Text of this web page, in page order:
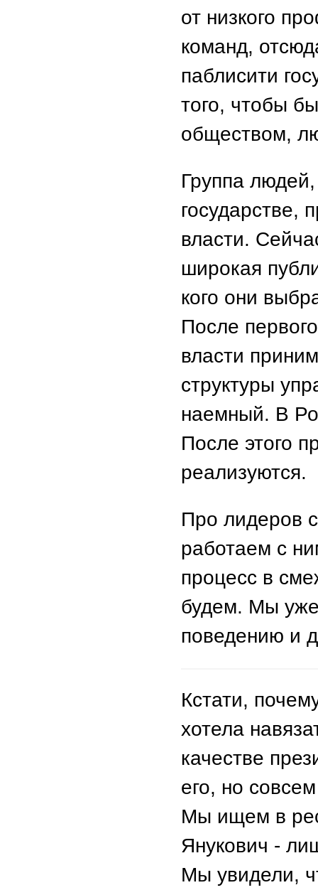
от низкого
команд,
паблисити
того, чтобы
обществом,
Группа
государстве,
власти.
широкая
кого они
После
власти
структуры
наемный. В
После этого
реализуются.
Про лидеров
работаем с
процесс в
будем. Мы
поведению и
Кстати,
хотела
качестве
его, но
Мы ищем в
Янукович -
Мы увидели,